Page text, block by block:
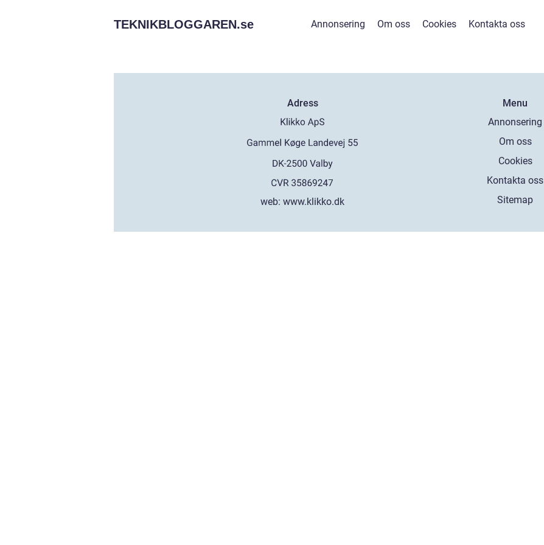
TEKNIKBLOGGAREN.se Annonsering Om oss Cookies Kontakta oss
Adress
web:www.klikko.dk
Menu
Annonsering
Om oss
Cookies
Kontakta oss
Sitemap